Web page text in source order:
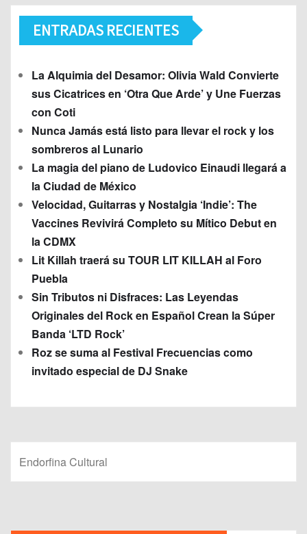
ENTRADAS RECIENTES
La Alquimia del Desamor: Olivia Wald Convierte
sus Cicatrices en ‘Otra Que Arde’ y Une Fuerzas
con Coti
Nunca Jamás está listo para llevar el rock y los
sombreros al Lunario
La magia del piano de Ludovico Einaudi llegará a
la Ciudad de México
Velocidad, Guitarras y Nostalgia ‘Indie’: The
Vaccines Revivirá Completo su Mítico Debut en
la CDMX
Lit Killah traerá su TOUR LIT KILLAH al Foro
Puebla
Sin Tributos ni Disfraces: Las Leyendas
Originales del Rock en Español Crean la Súper
Banda ‘LTD Rock’
Roz se suma al Festival Frecuencias como
invitado especial de DJ Snake
Endorfina Cultural